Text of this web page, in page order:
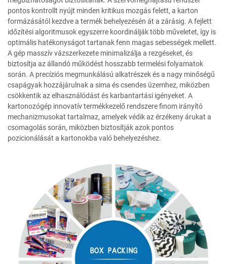
pontos kontrollt nyújt minden kritikus mozgás felett, a karton
formázásától kezdve a termék behelyezésén át a zárásig. A fejlett
időzítési algoritmusok egyszerre koordinálják több műveletet, így is
optimális hatékonyságot tartanak fenn magas sebességek mellett.
A gép masszív vázszerkezete minimalizálja a rezgéseket, és
biztosítja az állandó működést hosszabb termelési folyamatok
során. A precíziós megmunkálású alkatrészek és a nagy minőségű
csapágyak hozzájárulnak a sima és csendes üzemhez, miközben
csökkentik az elhasználódást és karbantartási igényeket. A
kartonozógép innovatív termékkezelő rendszere finom irányító
mechanizmusokat tartalmaz, amelyek védik az érzékeny árukat a
csomagolás során, miközben biztosítják azok pontos
pozicionálását a kartonokba való behelyezéshez.